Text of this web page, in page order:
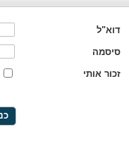
דוא"ל
סיסמה
זכור אותי